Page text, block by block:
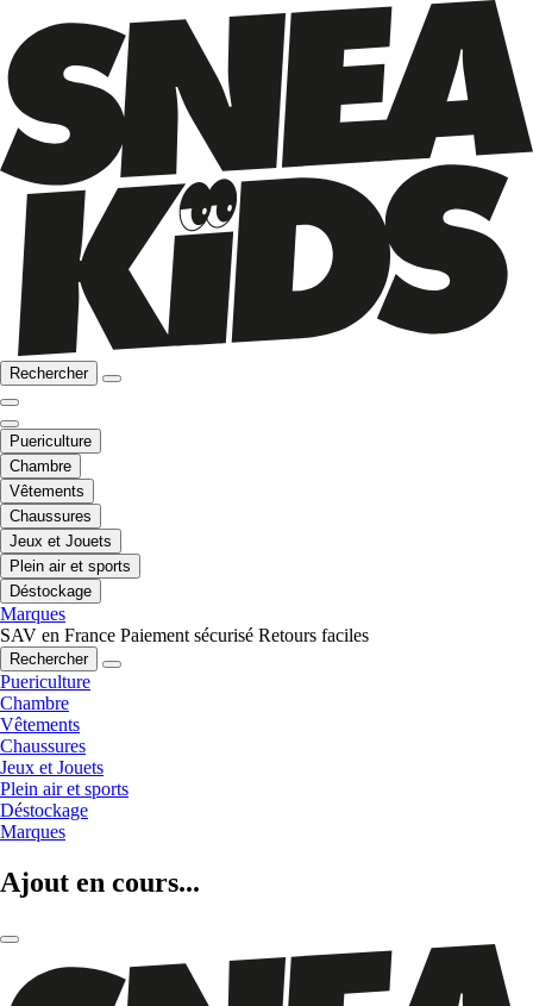
Rechercher
Puericulture
Chambre
Vêtements
Chaussures
Jeux et Jouets
Plein air et sports
Déstockage
Marques
SAV en France Paiement sécurisé Retours faciles
Rechercher
Puericulture
Chambre
Vêtements
Chaussures
Jeux et Jouets
Plein air et sports
Déstockage
Marques
Ajout en cours...